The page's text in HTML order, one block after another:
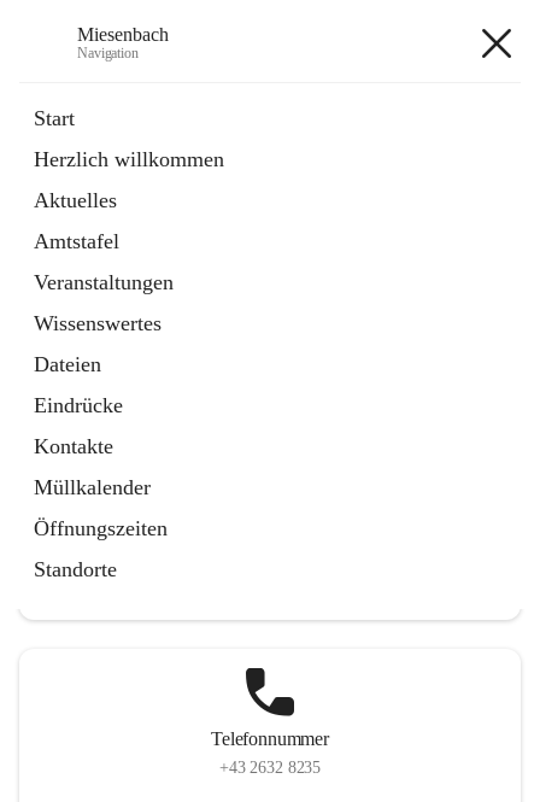
Miesenbach
Navigation
Start
Herzlich willkommen
Aktuelles
Amtstafel
Veranstaltungen
Wissenswertes
Dateien
Eindrücke
Kontakte
Müllkalender
Öffnungszeiten
Standorte
Externe Webseite
in
Tab
Region Schneebergland
Externe Webseite
öffnet
in
neuem
Tab
Telefonnummer
+43 2632 8235